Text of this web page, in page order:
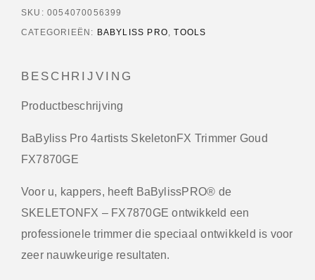
SKU: 0054070056399
CATEGORIEËN: BABYLISS PRO ,TOOLS
BESCHRIJVING
Productbeschrijving
BaByliss Pro 4artists SkeletonFX Trimmer Goud
FX7870GE
Voor u, kappers, heeft BaBylissPRO® de
SKELETONFX – FX7870GE ontwikkeld een
professionele trimmer die speciaal ontwikkeld is voor
zeer nauwkeurige resultaten.